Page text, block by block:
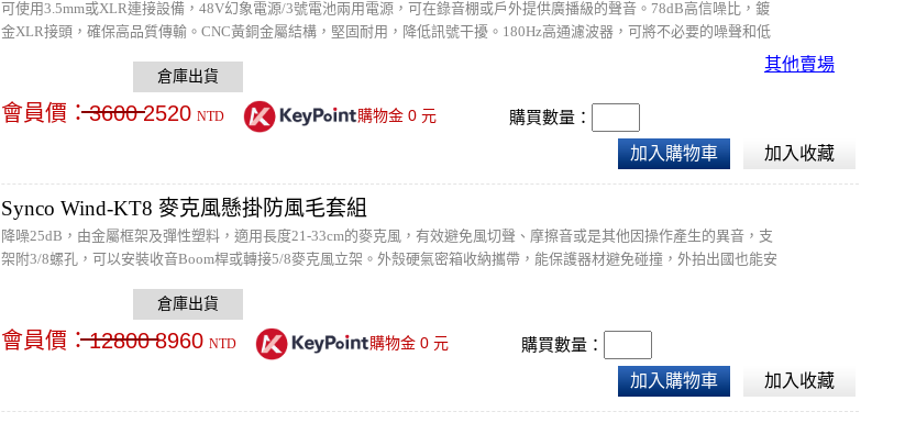
可使用3.5mm或XLR連接設備，48V幻象電源/3號電池兩用電源，可在錄音棚或戶外提供廣播級的聲音。78dB高信噪比，鍍
金XLR接頭，確保高品質傳輸。CNC黃銅金屬結構，堅固耐用，降低訊號干擾。180Hz高通濾波器，可將不必要的噪聲和低
其他賣場
會員價：3600 2520 NTD 購物金 0元 購買數量：
加入購物車 加入收藏
Synco Wind-KT8 麥克風懸掛防風毛套組
降噪25dB，由金屬框架及彈性塑料，適用長度21-33cm的麥克風，有效避免風切聲、摩擦音或是其他因操作產生的異音，支
架附3/8螺孔，可以安裝收音Boom桿或轉接5/8麥克風立架。外殼硬氣密箱收納攜帶，能保護器材避免碰撞，外拍出國也能安
會員價：12800 8960 NTD 購物金 0元 購買數量：
加入購物車 加入收藏